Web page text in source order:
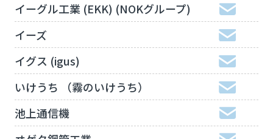
イーグル工業 (EKK) (NOKグループ)
イーズ
イグス (igus)
いけうち （霧のいけうち）
池上通信機